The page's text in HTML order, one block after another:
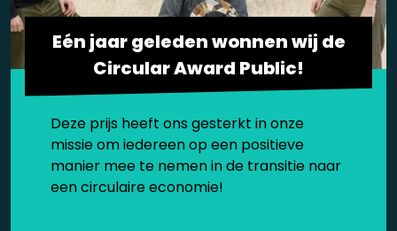
Eén jaar geleden wonnen wij de
Circular Award Public!
Deze prijs heeft ons gesterkt in onze
missie om iedereen op een positieve
manier mee te nemen in de transitie naar
een circulaire economie!